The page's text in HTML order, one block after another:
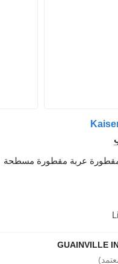
عربة مقطورة مسطحة
GUAINVILLE